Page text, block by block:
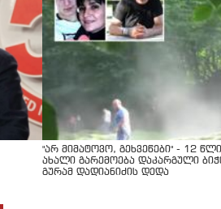
"არ მიმატოვო, გეხვეწები" - 12
ახალი გარემოება დაკარგული
გურამ დადიანიძის დედა